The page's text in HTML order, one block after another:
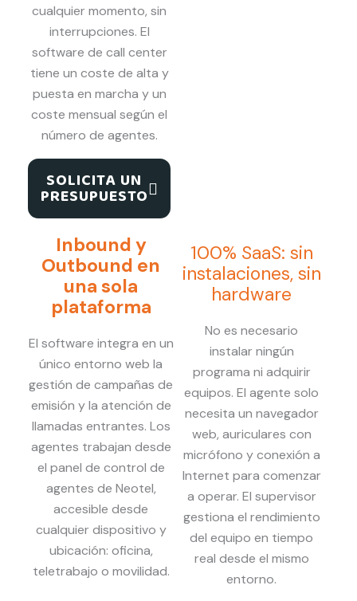
cualquier momento, sin
interrupciones. El
software de call center
tiene un coste de alta y
puesta en marcha y un
coste mensual según el
número de agentes.
SOLICITA UN
PRESUPUESTO
Inbound y
Outbound en
una sola
plataforma
El software integra en un
único entorno web la
gestión de campañas de
emisión y la atención de
llamadas entrantes. Los
agentes trabajan desde
el panel de control de
agentes de Neotel,
accesible desde
cualquier dispositivo y
ubicación: oficina,
teletrabajo o movilidad.
100% SaaS: sin
instalaciones, sin
hardware
No es necesario
instalar ningún
programa ni adquirir
equipos. El agente solo
necesita un navegador
web, auriculares con
micrófono y conexión a
Internet para comenzar
a operar. El supervisor
gestiona el rendimiento
del equipo en tiempo
real desde el mismo
entorno.